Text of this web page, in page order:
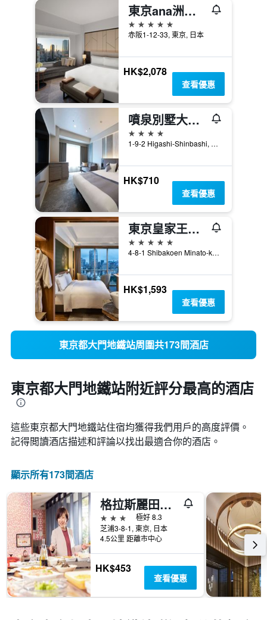
東京ana洲際酒店
5星級
赤阪1-12-33, 東京, 日本
HK$2,078
查看優惠
噴泉別墅大酒店 - 東京汐留
4星級
1-9-2 Higashi-Shinbashi, Minato-ku, 東京, 日本
HK$710
查看優惠
東京皇家王子大飯店花園塔
5星級
4-8-1 Shibakoen Minato-ku, 東京, 日本
HK$1,593
查看優惠
東京都大門地鐵站周圍共173間酒店
東京都大門地鐵站附近評分最高的酒店
這些東京都大門地鐵站​住宿均獲得我們用戶的高度評價。
記得閲讀酒店描述和評論以找出最適合你的酒店。
顯示所有173間酒店
格拉斯麗田町酒店
3星級
極好 8.3
芝浦3-8-1, 東京, 日本
4.5公里 距離市中心
HK$453
查看優惠